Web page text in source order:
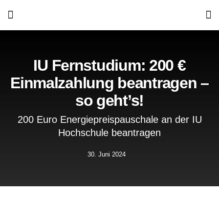
IU Fernstudium: 200 €
Einmalzahlung beantragen –
so geht’s!
200 Euro Energiepreispauschale an der IU
Hochschule beantragen
30. Juni 2024